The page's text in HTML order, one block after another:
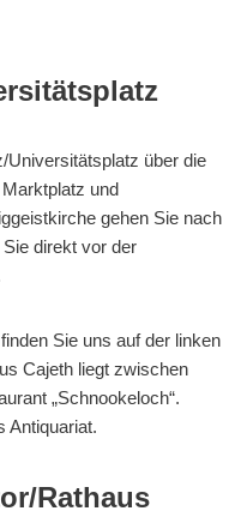
über die
und
gehen Sie nach
direkt vor der
Sie uns auf der linken
Cajeth liegt zwischen
„Schnookeloch“.
Antiquariat.
Rathaus